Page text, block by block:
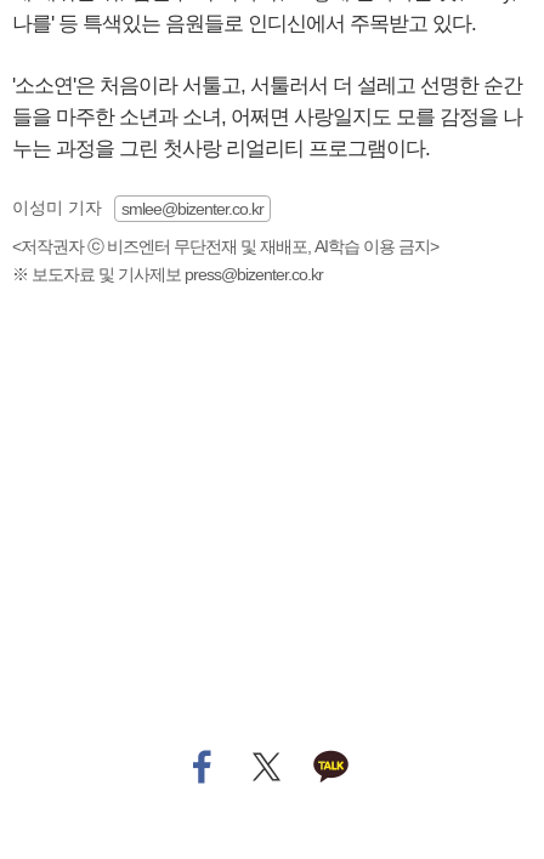
나를' 등 특색있는 음원들로 인디신에서 주목받고 있다.
'소소연'은 처음이라 서툴고, 서툴러서 더 설레고 선명한 순간
들을 마주한 소년과 소녀, 어쩌면 사랑일지도 모를 감정을 나
누는 과정을 그린 첫사랑 리얼리티 프로그램이다.
이성미 기자
smlee@bizenter.co.kr
<저작권자 ⓒ 비즈엔터 무단전재 및 재배포, AI학습 이용 금지>
※ 보도자료 및 기사제보 press@bizenter.co.kr